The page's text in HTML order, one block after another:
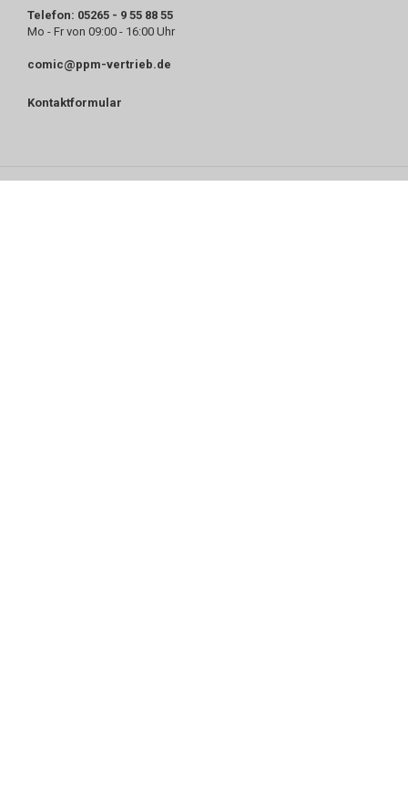
Telefon: 05265 - 9 55 88 55
Mo - Fr von 09:00 - 16:00 Uhr
comic@ppm-vertrieb.de
Kontaktformular